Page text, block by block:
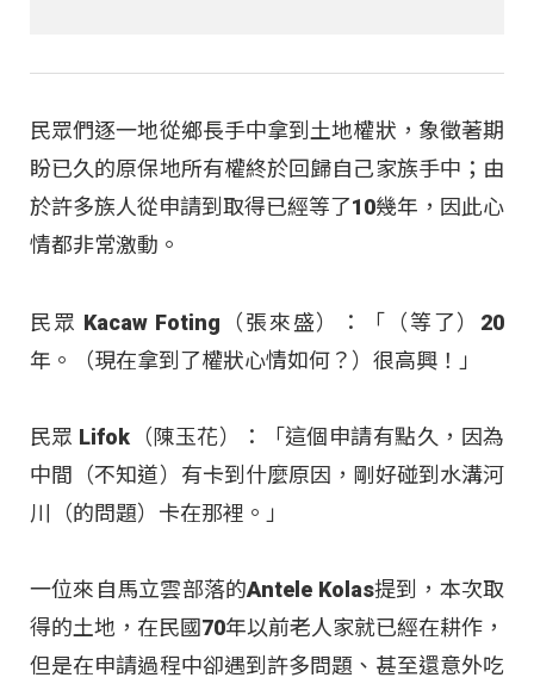
民眾們逐一地從鄉長手中拿到土地權狀，象徵著期
盼已久的原保地所有權終於回歸自己家族手中；由
於許多族人從申請到取得已經等了10幾年，因此心
情都非常激動。
民眾 Kacaw Foting（張來盛）：「（等了）20
年。（現在拿到了權狀心情如何？）很高興！」
民眾 Lifok（陳玉花）：「這個申請有點久，因為
中間（不知道）有卡到什麼原因，剛好碰到水溝河
川（的問題）卡在那裡。」
一位來自馬立雲部落的Antele Kolas提到，本次取
得的土地，在民國70年以前老人家就已經在耕作，
但是在申請過程中卻遇到許多問題、甚至還意外吃